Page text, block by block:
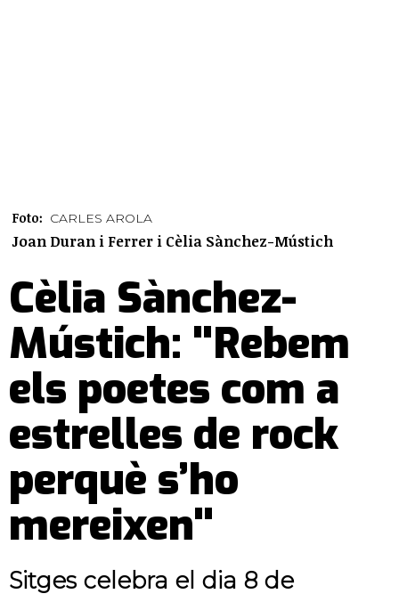
Foto: CARLES AROLA
Joan Duran i Ferrer i Cèlia Sànchez-Mústich
Cèlia Sànchez-
Mústich: "Rebem
els poetes com a
estrelles de rock
perquè s’ho
mereixen"
Sitges celebra el dia 8 de